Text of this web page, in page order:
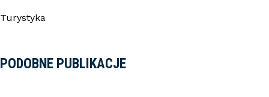
Turystyka
PODOBNE PUBLIKACJE